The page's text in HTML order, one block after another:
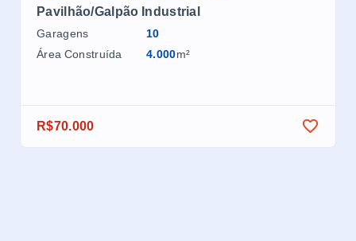
Pavilhão/Galpão Industrial
Garagens
10
Área Construída
4.000m²
R$70.000